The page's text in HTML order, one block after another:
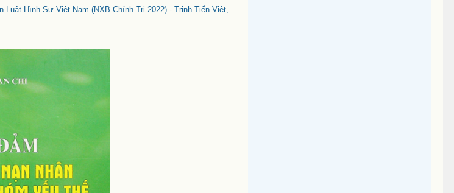
Luật Hình Sự Việt Nam (NXB Chính Trị 2022) - Trịnh Tiến Việt,